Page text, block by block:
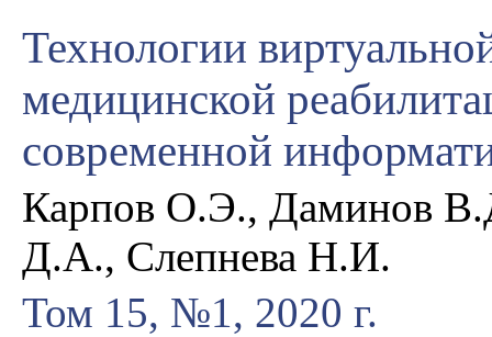
Технологии
медицинской
современной
Карпов О.Э., Даминов
Д.А., Слепнева Н.И.
Том 15, №1, 2020 г.